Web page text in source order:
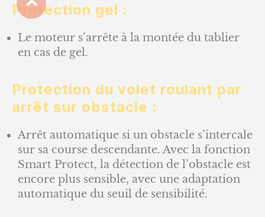
Protection gel :
Le moteur s’arrête à la montée du tablier
en cas de gel.
Protection du volet roulant par
arrêt sur obstacle :
Arrêt automatique si un obstacle s’intercale
sur sa course descendante. Avec la fonction
Smart Protect, la détection de l’obstacle est
encore plus sensible, avec une adaptation
automatique du seuil de sensibilité.